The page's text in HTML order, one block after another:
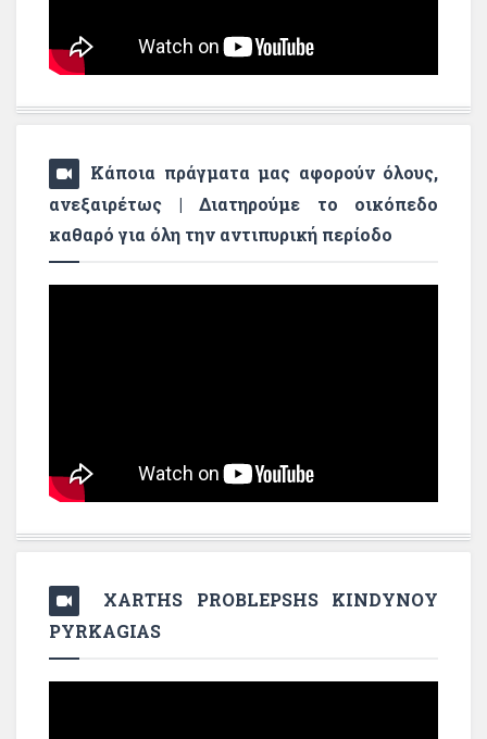
Κάποια πράγματα μας αφορούν όλους,
ανεξαιρέτως | Διατηρούμε το οικόπεδο
καθαρό για όλη την αντιπυρική περίοδο
XARTHS PROBLEPSHS KINDYNOY
PYRKAGIAS